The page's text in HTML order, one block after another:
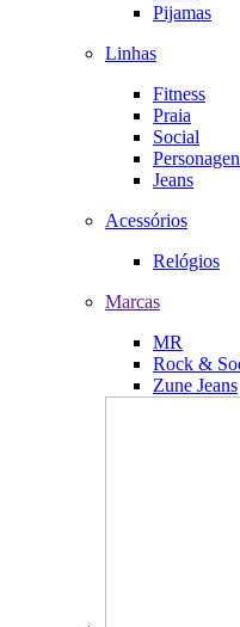
Pijamas
Linhas
Fitness
Praia
Social
Jeans
Acessórios
Relógios
Marcas
MR
Rock &
Zune Jeans